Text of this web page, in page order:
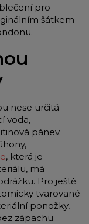
pro
šátkem
nese určitá
voda,
pánev.
, která je
má
Pro ještě
tvarované
ponožky,
zápachu.